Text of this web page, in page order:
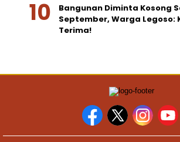
Bangunan Diminta Kosong
September, Warga Legoso:
Terima!